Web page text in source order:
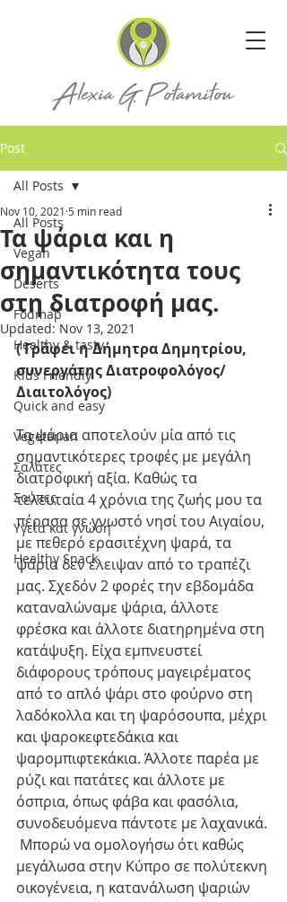
Post
All Posts
Vegan
Deserts
Fodmap
Healthy & tasty
Kids Friendly
Quick and easy
Vegetarian
Σαλάτες
Σούπες
Υγεία και γνώση
Healthy Snack
All Posts
Τα ψάρια και η
σημαντικότητα τους
στη διατροφή μας.
Nov 10, 2021 5 min read
Updated: Nov 13, 2021
(Γράφει η Δήμητρα Δημητρίου,
συνεργάτης Διατροφολόγος/
Διαιτολόγος)
Τα ψάρια αποτελούν μία από τις
σημαντικότερες τροφές με μεγάλη
διατροφική αξία. Καθώς τα
τελευταία 4 χρόνια της ζωής μου τα
πέρασα σε γνωστό νησί του Αιγαίου,
με πεθερό ερασιτέχνη ψαρά, τα
ψάρια δεν έλειψαν από το τραπέζι
μας. Σχεδόν 2 φορές την εβδομάδα
καταναλώναμε ψάρια, άλλοτε
φρέσκα και άλλοτε διατηρημένα στη
κατάψυξη. Είχα εμπνευστεί
διάφορους τρόπους μαγειρέματος
από το απλό ψάρι στο φούρνο στη
λαδόκολλα και τη ψαρόσουπα, μέχρι
και ψαροκεφτεδάκια και
ψαρομπιφτεκάκια. Άλλοτε παρέα με
ρύζι και πατάτες και άλλοτε με
όσπρια, όπως φάβα και φασόλια,
συνοδευόμενα πάντοτε με λαχανικά.
Μπορώ να ομολογήσω ότι καθώς
μεγάλωσα στην Κύπρο σε πολύτεκνη
οικογένεια, η κατανάλωση ψαριών